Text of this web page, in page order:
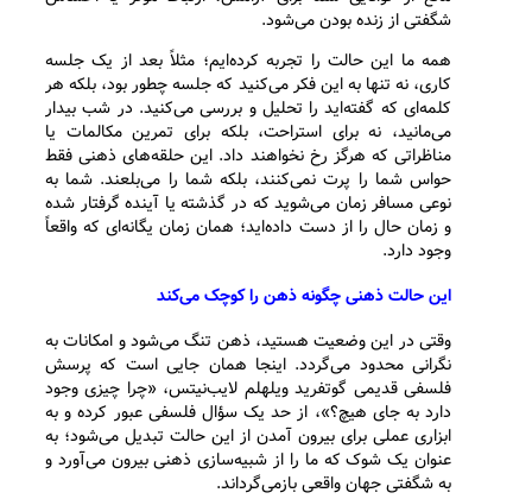
شگفتی از زنده بودن می‌شود.
همه ما این حالت را تجربه کرده‌ایم؛ مثلاً بعد از یک جلسه
کاری، نه تنها به این فکر می‌کنید که جلسه چطور بود، بلکه هر
کلمه‌ای که گفته‌اید را تحلیل و بررسی می‌کنید. در شب بیدار
می‌مانید، نه برای استراحت، بلکه برای تمرین مکالمات یا
مناظراتی که هرگز رخ نخواهند داد. این حلقه‌های ذهنی فقط
حواس شما را پرت نمی‌کنند، بلکه شما را می‌بلعند. شما به
نوعی مسافر زمان می‌شوید که در گذشته یا آینده گرفتار شده
و زمان حال را از دست داده‌اید؛ همان زمان یگانه‌ای که واقعاً
وجود دارد.
این حالت ذهنی چگونه ذهن را کوچک می‌کند
وقتی در این وضعیت هستید، ذهن تنگ می‌شود و امکانات به
نگرانی محدود می‌گردد. اینجا همان جایی است که پرسش
فلسفی قدیمی گوتفرید ویلهلم لایب‌نیتس، «چرا چیزی وجود
دارد به جای هیچ؟»، از حد یک سؤال فلسفی عبور کرده و به
ابزاری عملی برای بیرون آمدن از این حالت تبدیل می‌شود؛ به
عنوان یک شوک که ما را از شبیه‌سازی ذهنی بیرون می‌آورد و
به شگفتی جهان واقعی بازمی‌گرداند.